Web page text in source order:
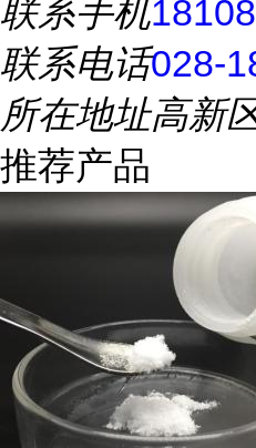
联系手机
联系电话028-
所在地址高新
推荐产品